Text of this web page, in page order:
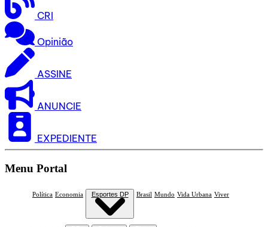
CRI
Opinião
ASSINE
ANUNCIE
EXPEDIENTE
Menu Portal
Política Economia Esportes DP Brasil Mundo Vida Urbana Viver